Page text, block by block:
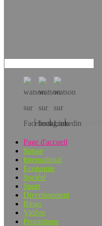
Téléchargez
Page d'accueil
Suisse
International
Economie
Société
Sport
Divertissement
Blogs
Vidéos
Promotions